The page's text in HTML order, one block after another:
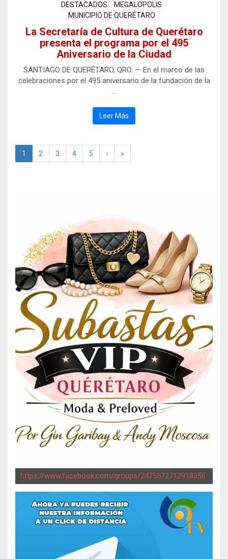
DESTACADOS
MEGALOPOLIS
MUNICIPIO DE QUERÉTARO
La Secretaría de Cultura de Querétaro
presenta el programa por el 495
Aniversario de la Ciudad
SANTIAGO DE QUERÉTARO, QRO. — En el marco de las
celebraciones por el 495 aniversario de la fundación de la
…
Leer Más
1 2 3 4 5 › »
https://www.facebook.com/groups/2475572712918356